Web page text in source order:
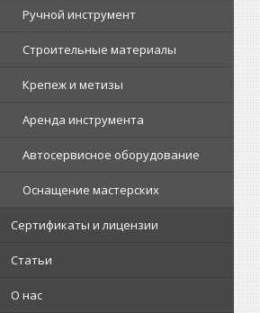
Ручной инструмент
Строительные материалы
Крепеж и метизы
Аренда инструмента
Автосервисное оборудование
Оснащение мастерских
Сертификаты и лицензии
Статьи
О нас